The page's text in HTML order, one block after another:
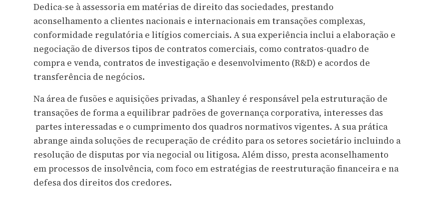
Dedica-se à assessoria em matérias de direito das sociedades, prestando
aconselhamento a clientes nacionais e internacionais em transações complexas,
conformidade regulatória e litígios comerciais. A sua experiência inclui a elaboração e
negociação de diversos tipos de contratos comerciais, como contratos-quadro de
compra e venda, contratos de investigação e desenvolvimento (R&D) e acordos de
transferência de negócios.
Na área de fusões e aquisições privadas, a Shanley é responsável pela estruturação de
transações de forma a equilibrar padrões de governança corporativa, interesses das
partes interessadas e o cumprimento dos quadros normativos vigentes. A sua prática
abrange ainda soluções de recuperação de crédito para os setores societário incluindo a
resolução de disputas por via negocial ou litigosa. Além disso, presta aconselhamento
em processos de insolvência, com foco em estratégias de reestruturação financeira e na
defesa dos direitos dos credores.